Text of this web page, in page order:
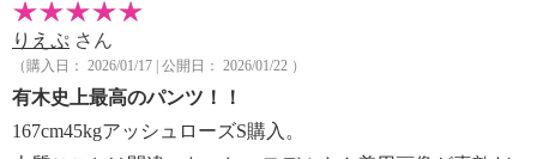
りえぷ さん
（購入日： 2026/01/17 | 公開日： 2026/01/22 ）
有木史上最高のパンツ！！
167cm45kgアッシュローズS購入。